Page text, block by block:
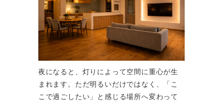
夜になると、灯りによって空間に重心が生
まれます。ただ明るいだけではなく、「こ
こで過ごしたい」と感じる場所へ変わって